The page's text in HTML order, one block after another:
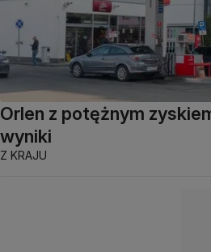
Orlen z potężnym
wyniki
Z KRAJU